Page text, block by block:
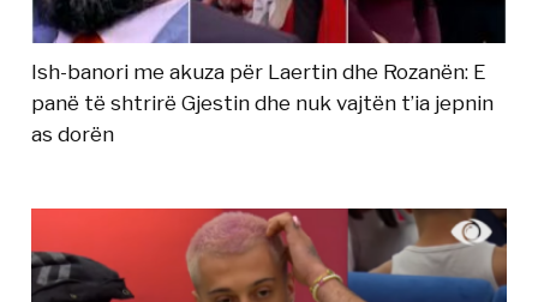
Ish-banori me akuza për Laertin dhe Rozanën: E
panë të shtrirë Gjestin dhe nuk vajtën t’ia jepnin
as dorën